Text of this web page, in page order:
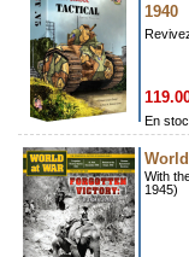
1940
En
With
1945)